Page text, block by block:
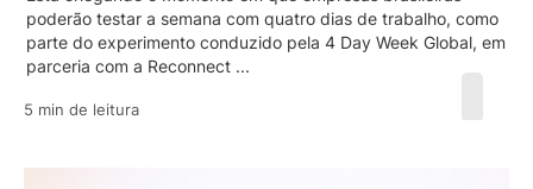
poderão testar a semana com quatro dias de trabalho, como
parte do experimento conduzido pela 4 Day Week Global, em
parceria com a Reconnect ...
5 min de leitura